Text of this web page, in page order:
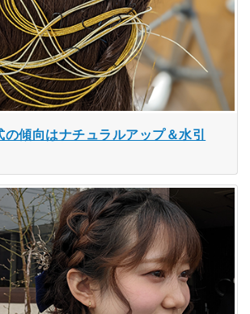
傾向はナチュラルアップ＆水引